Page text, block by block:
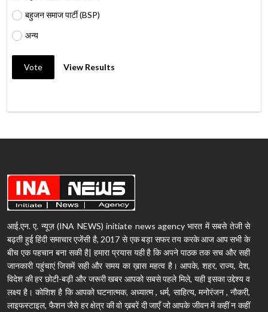
बहुजन समाज पार्टी (BSP)
अन्य
Vote View Results
आई.एन. ए. न्यूज़ (INA NEWS) initiate news agency भारत में सबसे तेजी से
बढ़ती हुई हिंदी समाचार एजेंसी है, 2017 से एक बड़ा सफर तय करके आज आप सभी के
बीच एक पहचान बना सकी है| हमारा प्रयास यही है कि अपने पाठक तक सच और सही
जानकारी पहुंचाएं जिसमें सही और समय का ख़ास महत्व है। आपके, शहर, राज्य, देश,
विदेश की हर छोटी-बड़ी और जरूरी खबर आपको सबसे पहले मिले, यही इसका उद्देश्य व
लक्ष्य है। कोशिश है कि आपको घटनात्मक, अध्यात्म , धर्म, साहित्य, मनोरंजन , नौकरी,
लाइफस्टाइल, फैशन जैसे हर क्षेत्र की वो ख़बरें दी जाएँ जो आपके जीवन में कहीं न कहीं